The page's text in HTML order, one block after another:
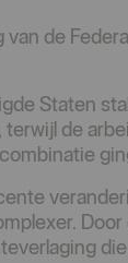
van de
Staten
de